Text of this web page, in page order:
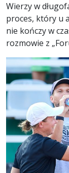
Wierzy w
proces, który u
nie kończy w
rozmowie z